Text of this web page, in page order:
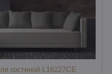
гостиной L16227CE